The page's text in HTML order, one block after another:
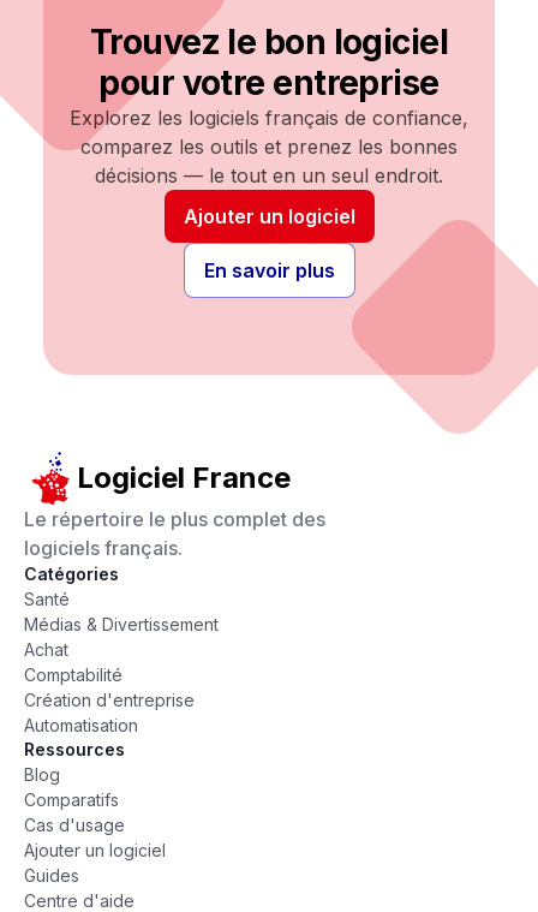
Trouvez le bon logiciel
pour votre entreprise
Explorez les logiciels français de confiance,
comparez les outils et prenez les bonnes
décisions — le tout en un seul endroit.
Ajouter un logiciel
En savoir plus
Logiciel France
Le répertoire le plus complet des
logiciels français.
Catégories
Santé
Médias & Divertissement
Achat
Comptabilité
Création d'entreprise
Automatisation
Ressources
Blog
Comparatifs
Cas d'usage
Ajouter un logiciel
Guides
Centre d'aide